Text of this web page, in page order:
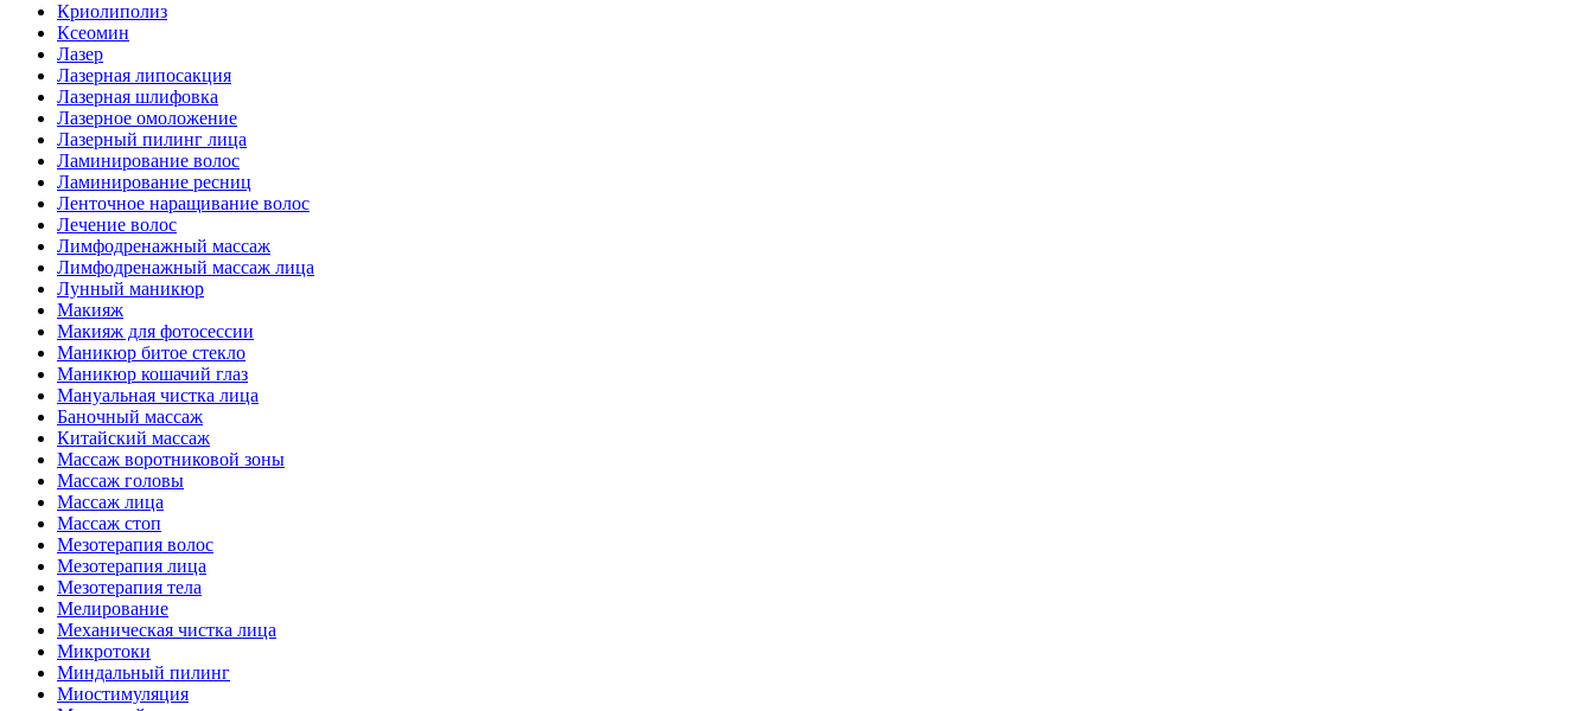
Криолиполиз
Ксеомин
Лазер
Лазерная липосакция
Лазерная шлифовка
Лазерное омоложение
Лазерный пилинг лица
Ламинирование волос
Ламинирование ресниц
Ленточное наращивание волос
Лечение волос
Лимфодренажный массаж
Лимфодренажный массаж лица
Лунный маникюр
Макияж
Макияж для фотосессии
Маникюр битое стекло
Маникюр кошачий глаз
Мануальная чистка лица
Баночный массаж
Китайский массаж
Массаж воротниковой зоны
Массаж головы
Массаж лица
Массаж стоп
Мезотерапия волос
Мезотерапия лица
Мезотерапия тела
Мелирование
Механическая чистка лица
Микротоки
Миндальный пилинг
Миостимуляция